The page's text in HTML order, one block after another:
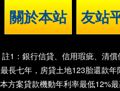
關於本站 友站
註1：銀行信貸、信用瑕疵、清
最長七年，房貸土地123胎還款年
本方案貸款機動年利率最低12%